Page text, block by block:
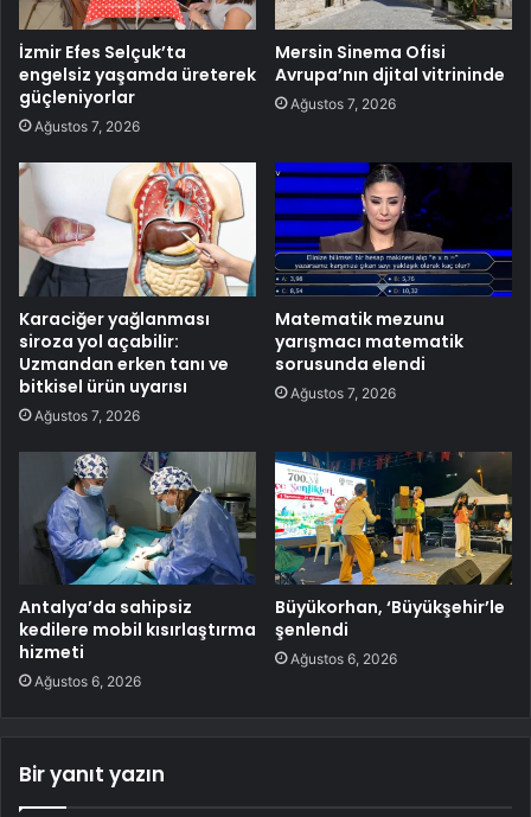
İzmir Efes Selçuk’ta
engelsiz yaşamda üreterek
güçleniyorlar
Ağustos 7, 2026
Mersin Sinema Ofisi
Avrupa’nın djital vitrininde
Ağustos 7, 2026
Karaciğer yağlanması
siroza yol açabilir:
Uzmandan erken tanı ve
bitkisel ürün uyarısı
Ağustos 7, 2026
Matematik mezunu
yarışmacı matematik
sorusunda elendi
Ağustos 7, 2026
Antalya’da sahipsiz
kedilere mobil kısırlaştırma
hizmeti
Ağustos 6, 2026
Büyükorhan, ‘Büyükşehir’le
şenlendi
Ağustos 6, 2026
Bir yanıt yazın